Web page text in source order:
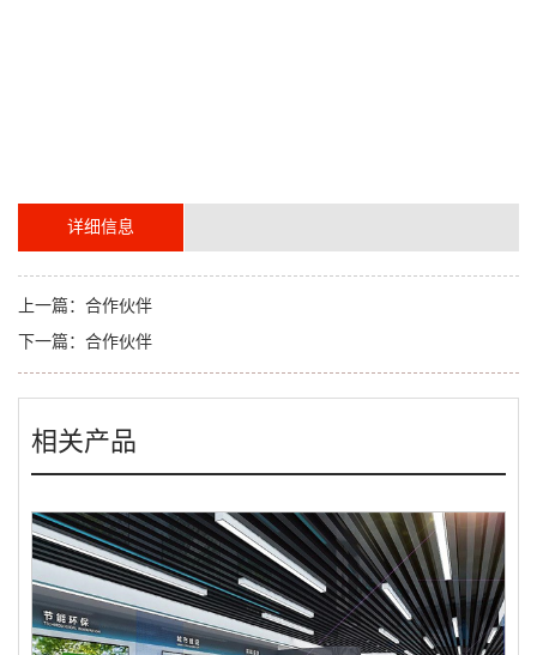
详细信息
上一篇： 合作伙伴
下一篇： 合作伙伴
相关产品